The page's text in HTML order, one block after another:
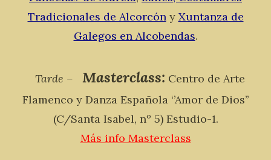
Tradicionales de Alcorcóny Xuntanza de
Galegos en Alcobendas.
Tarde – Masterclass: Centro de Arte
Flamenco y Danza Española ‘’Amor de Dios’’
(C/Santa Isabel, nº 5) Estudio-1.
Más info Masterclass